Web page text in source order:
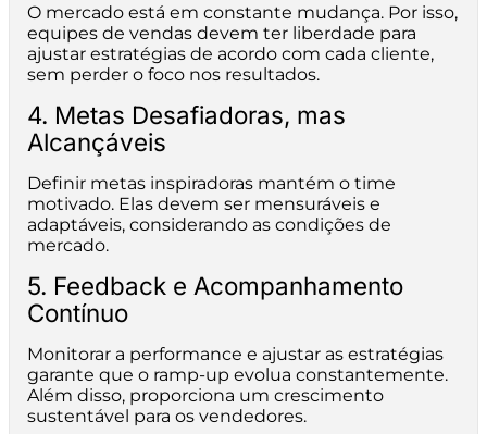
O mercado está em constante mudança. Por isso,
equipes de vendas devem ter liberdade para
ajustar estratégias de acordo com cada cliente,
sem perder o foco nos resultados.
4. Metas Desafiadoras, mas
Alcançáveis
Definir metas inspiradoras mantém o time
motivado. Elas devem ser mensuráveis e
adaptáveis, considerando as condições de
mercado.
5. Feedback e Acompanhamento
Contínuo
Monitorar a performance e ajustar as estratégias
garante que o ramp-up evolua constantemente.
Além disso, proporciona um crescimento
sustentável para os vendedores.